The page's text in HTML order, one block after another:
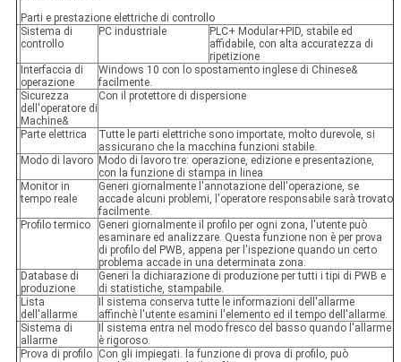
Parti e prestazione elettriche di controllo
Sistema di
controllo
PC industriale
PLC+ Modular+PID, stabile ed
affidabile, con alta accuratezza di
ripetizione
Interfaccia di
operazione
Windows 10 con lo spostamento inglese di Chinese&
facilmente.
Sicurezza
dell'operatore di
Machine&
Con il protettore di dispersione
Parte elettrica
Tutte le parti elettriche sono importate, molto durevole, si
assicurano che la macchina funzioni stabile.
Modo di lavoro Modo di lavoro tre: operazione, edizione e presentazione,
con la funzione di stampa in linea
Monitor in
tempo reale
Generi giornalmente l'annotazione dell'operazione, se
accade alcuni problemi, l'operatore responsabile sarà trovato
facilmente.
Profilo termico
Generi giornalmente il profilo per ogni zona, l'utente può
esaminare ed analizzare. Questa funzione non è per prova
di profilo del PWB, appena per l'ispezione quando un certo
problema accade in una determinata zona.
Database di
produzione
Generi la dichiarazione di produzione per tutti i tipi di PWB e
di statistiche, stampabile.
Lista
dell'allarme
Il sistema conserva tutte le informazioni dell'allarme
affinchè l'utente esamini l'elemento ed il tempo dell'allarme.
Sistema di
allarme
Il sistema entra nel modo fresco del basso quando l'allarme
è rigoroso.
Prova di profilo Con gli impiegati. la funzione di prova di profilo, può